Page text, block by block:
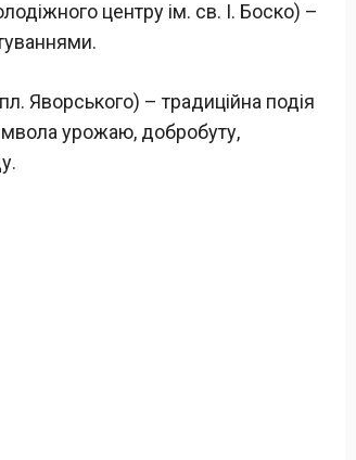
центру ім. св. І. Боско) –
Яворського) – традиційна подія
урожаю, добробуту,